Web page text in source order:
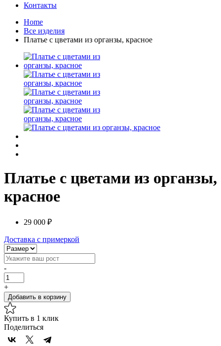
Контакты
Home
Все изделия
Платье с цветами из органзы, красное
Платье с цветами из органзы,
красное
29 000 ₽
Доставка с примеркой
-
+
Добавить в корзину
Купить в 1 клик
Поделиться